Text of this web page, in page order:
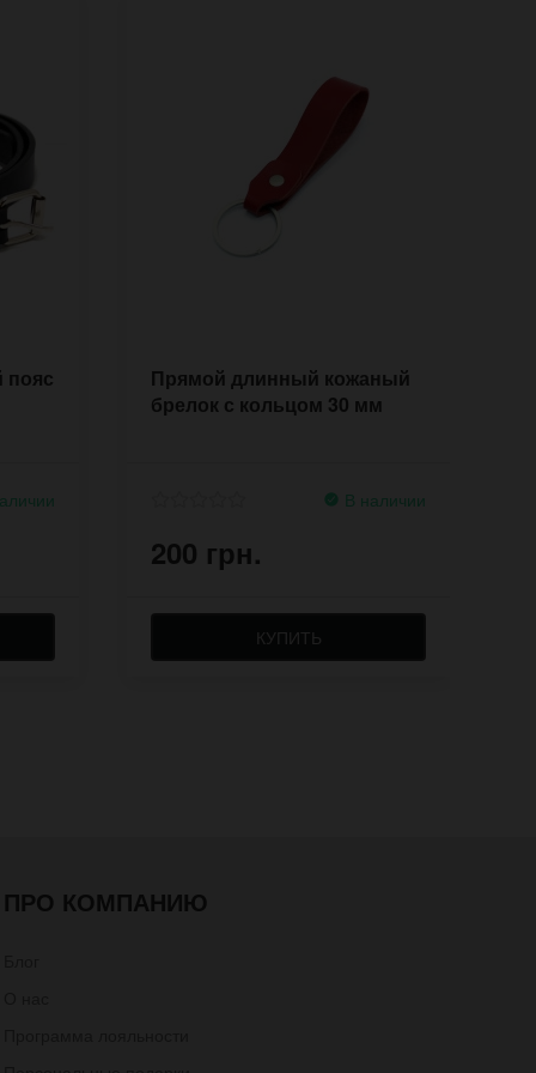
пояс
Прямой длинный кожаный
брелок с кольцом 30 мм
В наличии
200 грн.
КУПИТЬ
ПРО КОМПАНИЮ